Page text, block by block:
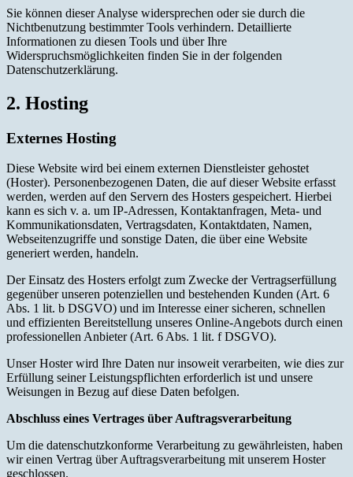
Sie können dieser Analyse widersprechen oder sie durch die
Nichtbenutzung bestimmter Tools verhindern. Detaillierte
Informationen zu diesen Tools und über Ihre
Widerspruchsmöglichkeiten finden Sie in der folgenden
Datenschutzerklärung.
2. Hosting
Externes Hosting
Diese Website wird bei einem externen Dienstleister gehostet
(Hoster). Personenbezogenen Daten, die auf dieser Website erfasst
werden, werden auf den Servern des Hosters gespeichert. Hierbei
kann es sich v. a. um IP-Adressen, Kontaktanfragen, Meta- und
Kommunikationsdaten, Vertragsdaten, Kontaktdaten, Namen,
Webseitenzugriffe und sonstige Daten, die über eine Website
generiert werden, handeln.
Der Einsatz des Hosters erfolgt zum Zwecke der Vertragserfüllung
gegenüber unseren potenziellen und bestehenden Kunden (Art. 6
Abs. 1 lit. b DSGVO) und im Interesse einer sicheren, schnellen
und effizienten Bereitstellung unseres Online-Angebots durch einen
professionellen Anbieter (Art. 6 Abs. 1 lit. f DSGVO).
Unser Hoster wird Ihre Daten nur insoweit verarbeiten, wie dies zur
Erfüllung seiner Leistungspflichten erforderlich ist und unsere
Weisungen in Bezug auf diese Daten befolgen.
Abschluss eines Vertrages über Auftragsverarbeitung
Um die datenschutzkonforme Verarbeitung zu gewährleisten, haben
wir einen Vertrag über Auftragsverarbeitung mit unserem Hoster
geschlossen.